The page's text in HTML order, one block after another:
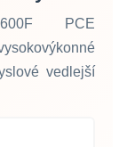
PCE
vedlejší